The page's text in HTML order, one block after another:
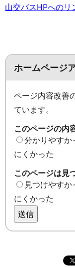
山交バスHPへのリ
ホームページ
ページ内容改善
ています。
このページの内
分かりやすか
にくかった
このページは見
見つけやすか
にくかった
送信